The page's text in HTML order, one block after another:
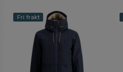
Fri frakt